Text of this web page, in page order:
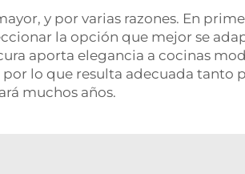
y por varias razones. En
la opción que mejor se
aporta elegancia a cocinas
lo que resulta adecuada tanto
muchos años.